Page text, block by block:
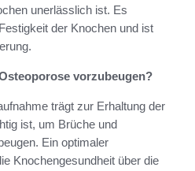
unerlässlich ist. Es
der Knochen und ist
vorzubeugen?
trägt zur Erhaltung der
ist, um Brüche und
Ein optimaler
Knochengesundheit über die